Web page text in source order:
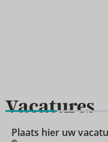
Vacatures
Plaats hier uw